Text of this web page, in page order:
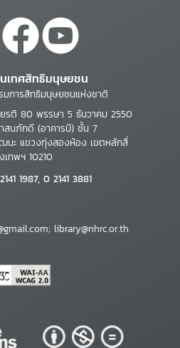
เทศสิทธิมนุษยชน
มการสิทธิมนุษยชนแห่งชาติ
ยรติ 80 พรรษา 5 ธันวาคม 2550
สนภักดี (อาคารบี) ชั้น 7
นะ แขวงทุ่งสองห้อง เขตหลักสี่
เทพฯ 10210
1987, 0 2141 3881
library@nhrc.or.th